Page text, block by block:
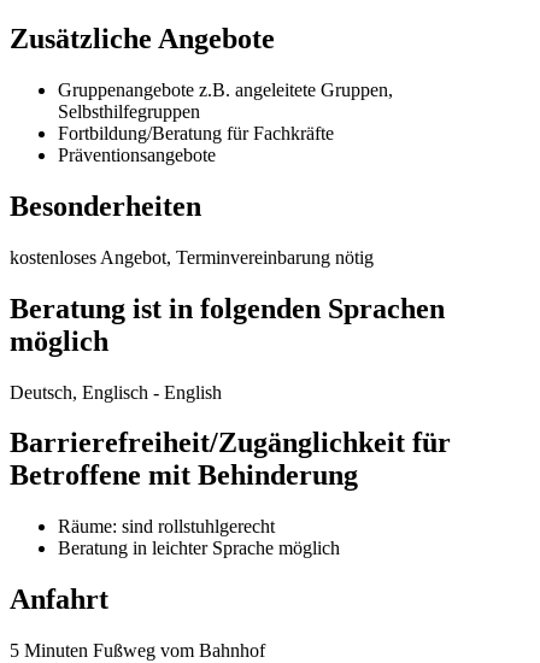
Zusätzliche Angebote
Gruppenangebote z.B. angeleitete Gruppen,
Selbsthilfegruppen
Fortbildung/Beratung für Fachkräfte
Präventionsangebote
Besonderheiten
kostenloses Angebot, Terminvereinbarung nötig
Beratung ist in folgenden Sprachen
möglich
Deutsch, Englisch - English
Barrierefreiheit/Zugänglichkeit für
Betroffene mit Behinderung
Räume: sind rollstuhlgerecht
Beratung in leichter Sprache möglich
Anfahrt
5 Minuten Fußweg vom Bahnhof